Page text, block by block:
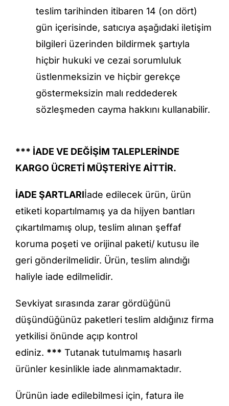
teslim tarihinden itibaren 14 (on dört)
gün içerisinde, satıcıya aşağıdaki iletişim
bilgileri üzerinden bildirmek şartıyla
hiçbir hukuki ve cezai sorumluluk
üstlenmeksizin ve hiçbir gerekçe
göstermeksizin malı reddederek
sözleşmeden cayma hakkını kullanabilir.
*** İADE VE DEĞİŞİM TALEPLERİNDE
KARGO ÜCRETİ MÜŞTERİYE AİTTİR.
İADE ŞARTLARIİade edilecek ürün, ürün
etiketi kopartılmamış ya da hijyen bantları
çıkartılmamış olup, teslim alınan şeffaf
koruma poşeti ve orijinal paketi/ kutusu ile
geri gönderilmelidir. Ürün, teslim alındığı
haliyle iade edilmelidir.
Sevkiyat sırasında zarar gördüğünü
düşündüğünüz paketleri teslim aldığınız firma
yetkilisi önünde açıp kontrol
ediniz. *** Tutanak tutulmamış hasarlı
ürünler kesinlikle iade alınmamaktadır.
Ürünün iade edilebilmesi için, fatura ile